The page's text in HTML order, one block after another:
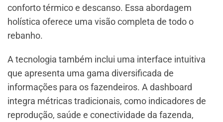
conforto térmico e descanso. Essa abordagem
holística oferece uma visão completa de todo o
rebanho.
A tecnologia também inclui uma interface intuitiva
que apresenta uma gama diversificada de
informações para os fazendeiros. A dashboard
integra métricas tradicionais, como indicadores de
reprodução, saúde e conectividade da fazenda,